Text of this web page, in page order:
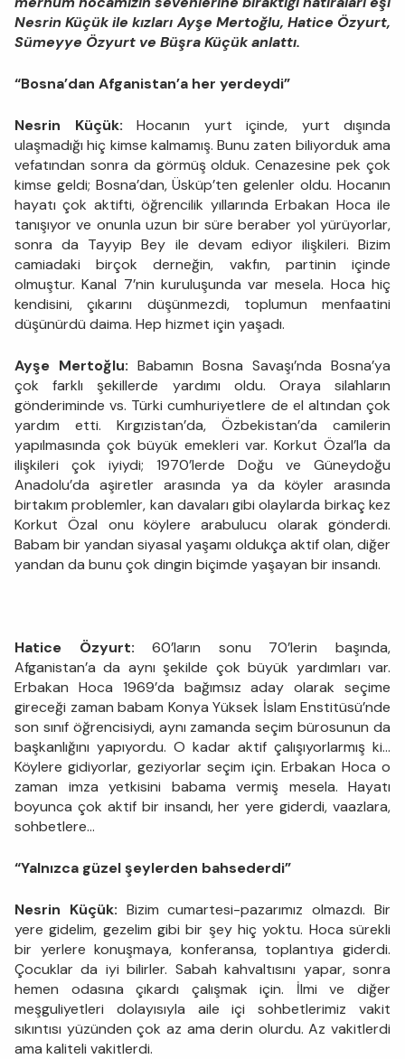
Nesrin Küçük ile kızları Ayşe Mertoğlu, Hatice Özyurt,
Sümeyye Özyurt ve Büşra Küçük anlattı.
“Bosna’dan Afganistan’a her yerdeydi”
Nesrin Küçük: Hocanın yurt içinde, yurt dışında
ulaşmadığı hiç kimse kalmamış. Bunu zaten biliyorduk ama
vefatından sonra da görmüş olduk. Cenazesine pek çok
kimse geldi; Bosna’dan, Üsküp’ten gelenler oldu. Hocanın
hayatı çok aktifti, öğrencilik yıllarında Erbakan Hoca ile
tanışıyor ve onunla uzun bir süre beraber yol yürüyorlar,
sonra da Tayyip Bey ile devam ediyor ilişkileri. Bizim
camiadaki birçok derneğin, vakfın, partinin içinde
olmuştur. Kanal 7’nin kuruluşunda var mesela. Hoca hiç
kendisini, çıkarını düşünmezdi, toplumun menfaatini
düşünürdü daima. Hep hizmet için yaşadı.
Ayşe Mertoğlu: Babamın Bosna Savaşı’nda Bosna’ya
çok farklı şekillerde yardımı oldu. Oraya silahların
gönderiminde vs. Türki cumhuriyetlere de el altından çok
yardım etti. Kırgızistan’da, Özbekistan’da camilerin
yapılmasında çok büyük emekleri var. Korkut Özal’la da
ilişkileri çok iyiydi; 1970’lerde Doğu ve Güneydoğu
Anadolu’da aşiretler arasında ya da köyler arasında
birtakım problemler, kan davaları gibi olaylarda birkaç kez
Korkut Özal onu köylere arabulucu olarak gönderdi.
Babam bir yandan siyasal yaşamı oldukça aktif olan, diğer
yandan da bunu çok dingin biçimde yaşayan bir insandı.
Hatice Özyurt: 60’ların sonu 70’lerin başında,
Afganistan’a da aynı şekilde çok büyük yardımları var.
Erbakan Hoca 1969’da bağımsız aday olarak seçime
gireceği zaman babam Konya Yüksek İslam Enstitüsü’nde
son sınıf öğrencisiydi, aynı zamanda seçim bürosunun da
başkanlığını yapıyordu. O kadar aktif çalışıyorlarmış ki…
Köylere gidiyorlar, geziyorlar seçim için. Erbakan Hoca o
zaman imza yetkisini babama vermiş mesela. Hayatı
boyunca çok aktif bir insandı, her yere giderdi, vaazlara,
sohbetlere…
“Yalnızca güzel şeylerden bahsederdi”
Nesrin Küçük: Bizim cumartesi-pazarımız olmazdı. Bir
yere gidelim, gezelim gibi bir şey hiç yoktu. Hoca sürekli
bir yerlere konuşmaya, konferansa, toplantıya giderdi.
Çocuklar da iyi bilirler. Sabah kahvaltısını yapar, sonra
hemen odasına çıkardı çalışmak için. İlmi ve diğer
meşguliyetleri dolayısıyla aile içi sohbetlerimiz vakit
sıkıntısı yüzünden çok az ama derin olurdu. Az vakitlerdi
ama kaliteli vakitlerdi.